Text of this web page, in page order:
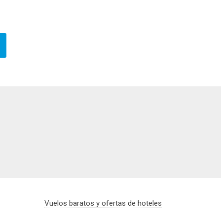
Vuelos baratos y ofertas de hoteles